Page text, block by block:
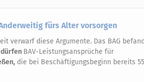
fürs Alter vorsorgen
verwarf diese Argumente. Das BAG
dürfen BAV-Leistungsansprüche für
die bei Beschäftigungsbeginn bereits 55